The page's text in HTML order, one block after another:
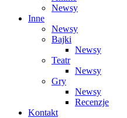
Newsy
Inne
Newsy
Bajki
Newsy
Teatr
Newsy
Gry
Newsy
Recenzje
Kontakt